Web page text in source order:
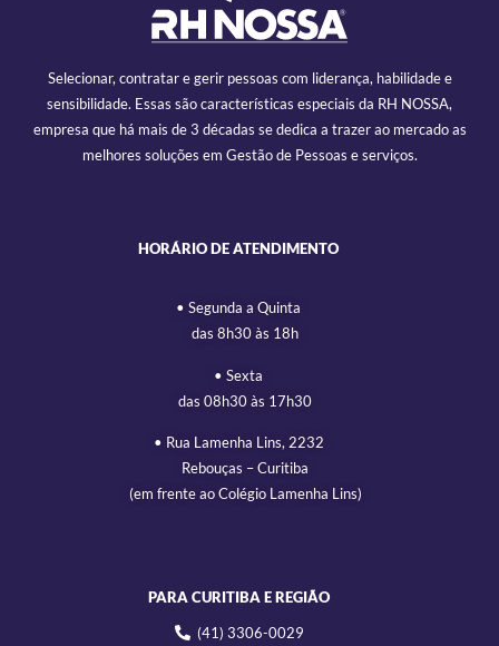
Selecionar, contratar e gerir pessoas com liderança, habilidade e
sensibilidade. Essas são características especiais da RH NOSSA,
empresa que há mais de 3 décadas se dedica a trazer ao mercado as
melhores soluções em Gestão de Pessoas e serviços.
HORÁRIO DE ATENDIMENTO
• Segunda a Quinta
das 8h30 às 18h
• Sexta
das 08h30 às 17h30
• Rua Lamenha Lins, 2232
Rebouças – Curitiba
(em frente ao Colégio Lamenha Lins)
PARA CURITIBA E REGIÃO
(41) 3306-0029